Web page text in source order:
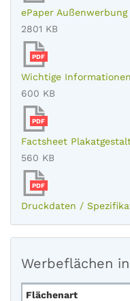
ePaper Außenwerbung
2801 KB
PDF
Wichtige Informationen
600 KB
PDF
Factsheet
560 KB
PDF
Druckdaten /
Werbeflächen
Flächenart